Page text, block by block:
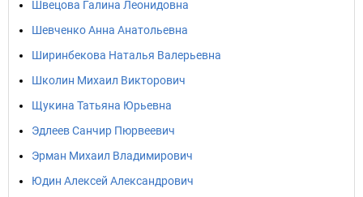
Швецова Галина Леонидовна
Шевченко Анна Анатольевна
Ширинбекова Наталья Валерьевна
Школин Михаил Викторович
Щукина Татьяна Юрьевна
Эдлеев Санчир Пюрвеевич
Эрман Михаил Владимирович
Юдин Алексей Александрович